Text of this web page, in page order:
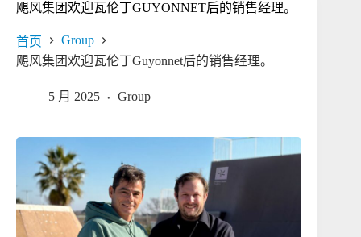
飓风集团欢迎瓦伦丁GUYONNET后的销售经理。
首页
Group
飓风集团欢迎瓦伦丁Guyonnet后的销售经理。
5 月 2025 Group